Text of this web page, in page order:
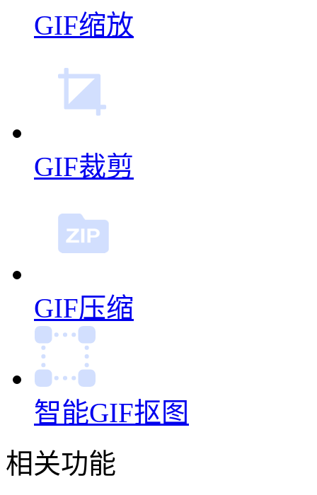
GIF缩放
GIF裁剪
GIF压缩
智能GIF抠图
相关功能